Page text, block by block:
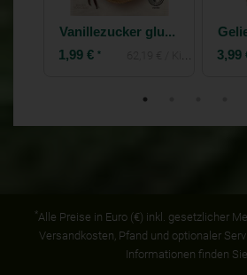
/ Kilogramm
Vanillezucker glutenfrei
1,99 € * 62,19 € / Kilogramm3,99
*Alle Preise in Euro (€) inkl. gesetzlicher
Versandkosten, Pfand und optionaler
Informationen finden Sie